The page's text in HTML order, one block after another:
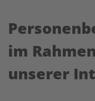
im
unserer